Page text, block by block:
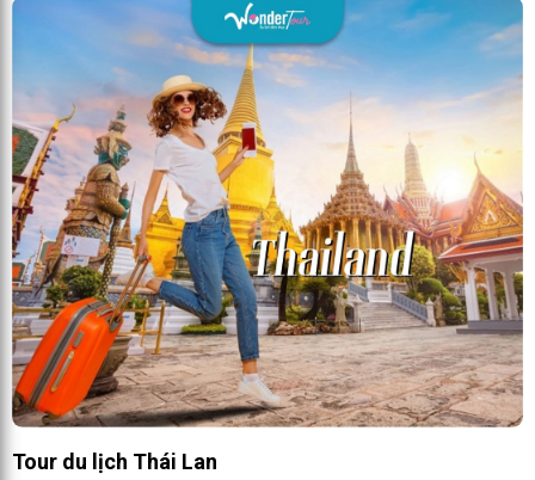
Tour du lịch Thái Lan